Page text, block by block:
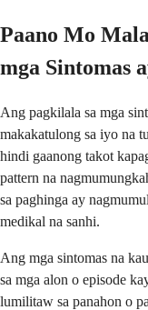
Paano Mo
mga Sintomas
Ang pagkilala sa mga
makakatulong sa iyo na
hindi gaanong takot
pattern na
sa paghinga ay
medikal na sanhi.
Ang mga sintomas na
sa mga alon o episode
lumilitaw sa panahon o